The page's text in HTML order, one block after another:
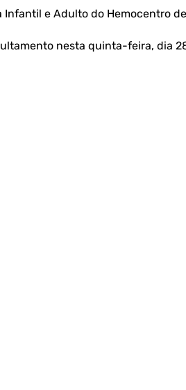
e Adulto do Hemocentro
nesta quinta-feira, dia